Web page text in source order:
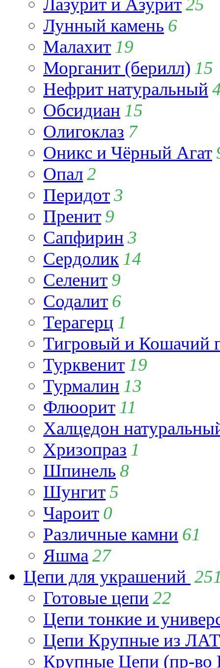
Лунный камень 6
Малахит 19
Морганит (берилл) 15
Нефрит натуральный
Обсидиан 15
Олигоклаз 7
Оникс и Чёрный Агат
Опал2
Перидот3
Пренит 9
Сапфирин 3
Сердолик 14
Селенит 9
Содалит 6
Терагерц 1
Тигровый и Кошачий
Турквенит 19
Турмалин 13
Флюорит 11
Халцедон
Хризопраз 1
Шпинель 8
Шунгит5
Чароит 0
Различные камни 61
Яшма 27
Цепи для украшений
Готовые цепи 22
Цепи тонкие и
Цепи Крупные из
Крупные Цепи (пр-во